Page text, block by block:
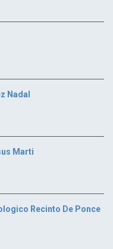
Nadal
Marti
Recinto De Ponce